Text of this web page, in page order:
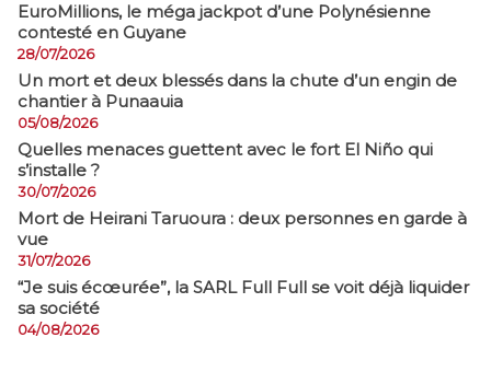
EuroMillions, ​le méga jackpot d’une Polynésienne
contesté en Guyane
28/07/2026
​Un mort et deux blessés dans la chute d’un engin de
chantier à Punaauia
05/08/2026
Quelles menaces guettent avec le fort El Niño qui
s’installe ?
30/07/2026
Mort de Heirani Taruoura : deux personnes en garde à
vue
31/07/2026
​“Je suis écœurée”, la SARL Full Full se voit déjà liquider
sa société
04/08/2026